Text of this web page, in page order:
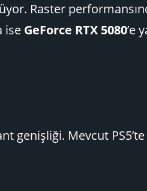
Raster
ise GeForce RTX 5080’e
genişliği. Mevcut